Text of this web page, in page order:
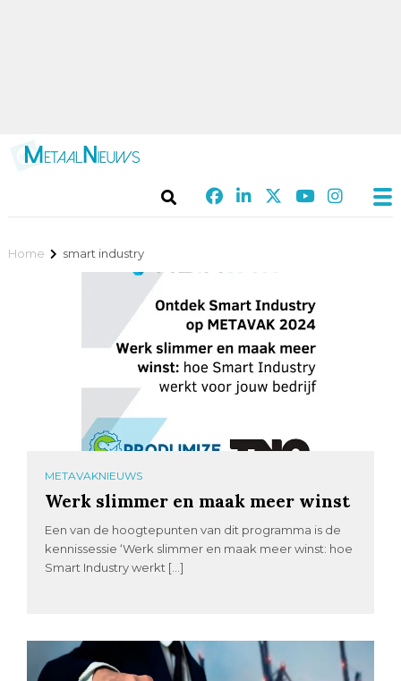
Home smart industry
METAVAKNIEUWS
Werk slimmer en maak meer winst
Een van de hoogtepunten van dit programma is de
kennissessie ‘Werk slimmer en maak meer winst: hoe
Smart Industry werkt […]